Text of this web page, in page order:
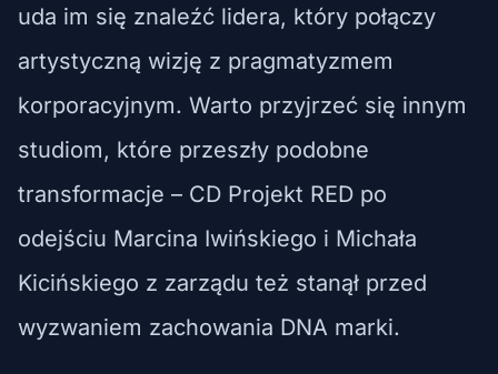
uda im się znaleźć lidera, który połączy
artystyczną wizję z pragmatyzmem
korporacyjnym. Warto przyjrzeć się innym
studiom, które przeszły podobne
transformacje – CD Projekt RED po
odejściu Marcina Iwińskiego i Michała
Kicińskiego z zarządu też stanął przed
wyzwaniem zachowania DNA marki.